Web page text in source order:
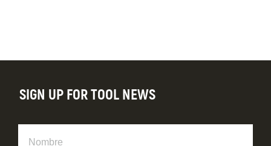
SIGN UP FOR TOOL NEWS